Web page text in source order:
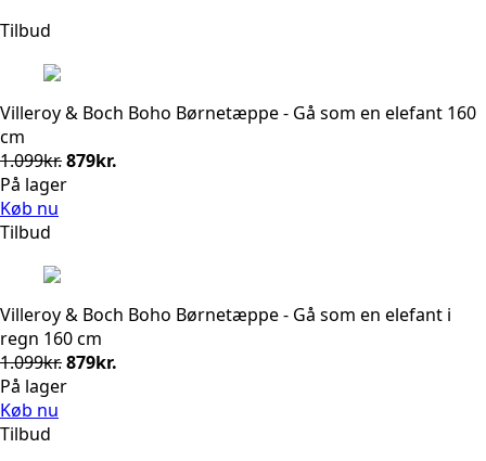
Tilbud
Villeroy & Boch Boho Børnetæppe - Gå som en elefant 160
cm
1.099kr.Den
oprindelige
879kr.
På lager
Køb nu
Tilbud
Villeroy & Boch Boho Børnetæppe - Gå som en elefant i
regn 160 cm
1.099kr.Den
oprindelige
879kr.
På lager
Køb nu
Tilbud